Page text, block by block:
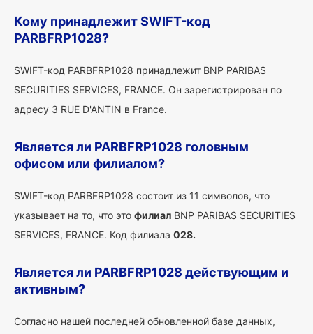
Кому принадлежит SWIFT-код
PARBFRP1028?
SWIFT-код PARBFRP1028 принадлежит BNP PARIBAS
SECURITIES SERVICES, FRANCE. Он зарегистрирован по
адресу 3 RUE D'ANTIN в France.
Является ли PARBFRP1028 головным
офисом или филиалом?
SWIFT-код PARBFRP1028 состоит из 11 символов, что
указывает на то, что это филиал BNP PARIBAS SECURITIES
SERVICES, FRANCE. Код филиала 028.
Является ли PARBFRP1028 действующим и
активным?
Согласно нашей последней обновленной базе данных,